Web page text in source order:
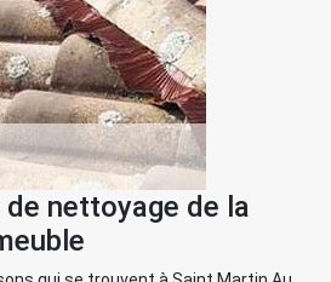
nettoyage de la